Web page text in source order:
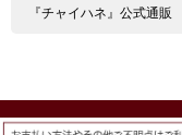
『チャイハネ』公式通販